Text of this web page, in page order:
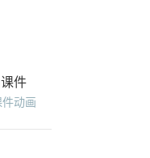
件
动画